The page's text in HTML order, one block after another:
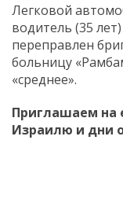
Легковой
водитель (35
переправлен
больницу
«cреднее».
Приглашаем на
Израилю и дни